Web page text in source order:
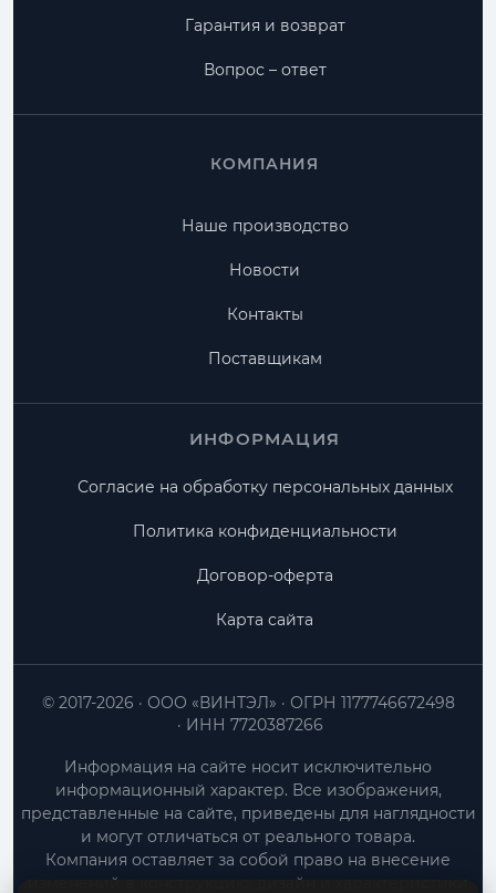
Гарантия и возврат
Вопрос – ответ
КОМПАНИЯ
Наше производство
Новости
Контакты
Поставщикам
ИНФОРМАЦИЯ
Согласие на обработку персональных данных
Политика конфиденциальности
Договор-оферта
Карта сайта
ООО «ВИНТЭЛ»
ОГРН 1177746672498
ИНН 7720387266
© 2017-2026
Информация на сайте носит исключительно
информационный характер. Все изображения,
представленные на сайте, приведены для наглядности
и могут отличаться от реального товара.
Компания оставляет за собой право на внесение
изменений в конструкцию, дизайн и характеристики